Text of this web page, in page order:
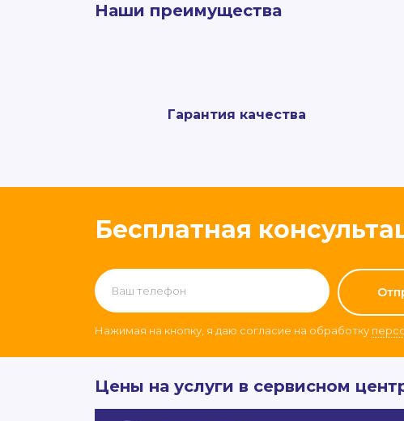
Наши преимущества
Гарантия качества
Бесплатная
Нажимая на кнопку, я даю согласие на обработку
Цены на услуги в сервисном